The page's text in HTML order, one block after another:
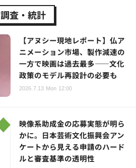
調査・統計
【アヌシー現地レポート】仏ア
ニメーション市場、製作減速の
一方で映画は過去最多——文化
政策のモデル再設計の必要も
2026.7.13 Mon 12:00
映像系助成金の応募実態が明ら
かに。日本芸術文化振興会アン
ケートから見える申請のハード
ルと審査基準の透明性